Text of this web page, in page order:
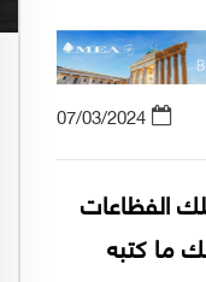
07/03/2024
الفظاعات
ما كتبه